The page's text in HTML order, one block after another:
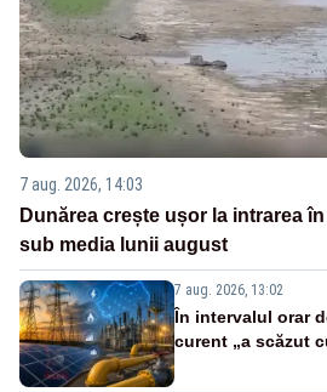
7 aug. 2026, 14:03
Dunărea crește ușor la intrarea
sub media lunii august
7 aug. 2026, 13:02
În intervalul orar
curent „a scăzut